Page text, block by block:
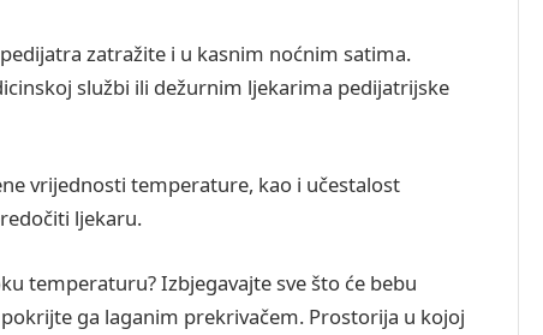
zatražite i u kasnim noćnim satima.
službi ili dežurnim ljekarima pedijatrijske
vrijednosti temperature, kao i učestalost
ljekaru.
temperaturu? Izbjegavajte sve što će bebu
ga laganim prekrivačem. Prostorija u kojoj